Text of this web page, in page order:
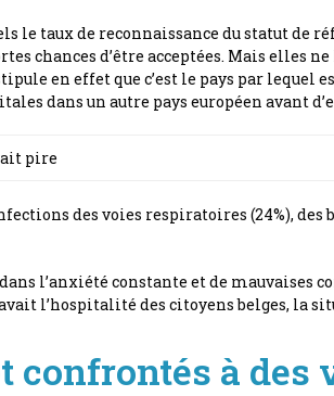
le taux de reconnaissance du statut de
chances d’être acceptées. Mais elles
en effet que c’est le pays par
dans un autre pays européen avant
pire
des voies respiratoires (24%), des
l’anxiété constante et de
l’hospitalité des citoyens belges, la
confrontés à des